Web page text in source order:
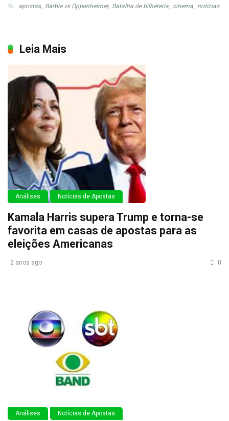
apostas, Barbie vs Oppenheimer, Batalha de bilheteria, cinema, notícias
Leia Mais
Análises Notícias de Apostas
Kamala Harris supera Trump e torna-se
favorita em casas de apostas para as
eleições Americanas
2 anos ago 0
Análises Notícias de Apostas